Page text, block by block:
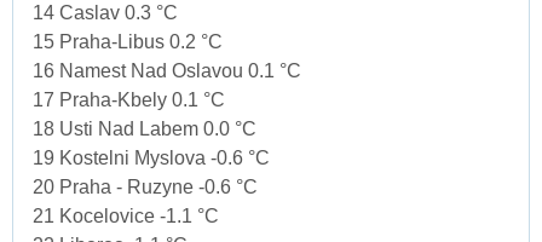
14 Caslav 0.3 °C
15 Praha-Libus 0.2 °C
16 Namest Nad Oslavou 0.1 °C
17 Praha-Kbely 0.1 °C
18 Usti Nad Labem 0.0 °C
19 Kostelni Myslova -0.6 °C
20 Praha - Ruzyne -0.6 °C
21 Kocelovice -1.1 °C